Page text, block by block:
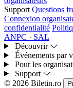
Support Questions
Connexion
confidentialité
ANPC · SAL
Découvrir
Événements par
Pour les
Support
© 2026 Biletin.ro